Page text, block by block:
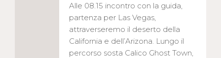
Alle 08.15 incontro con la guida,
partenza per Las Vegas,
attraverseremo il deserto della
California e dell’Arizona. Lungo il
percorso sosta Calico Ghost Town,